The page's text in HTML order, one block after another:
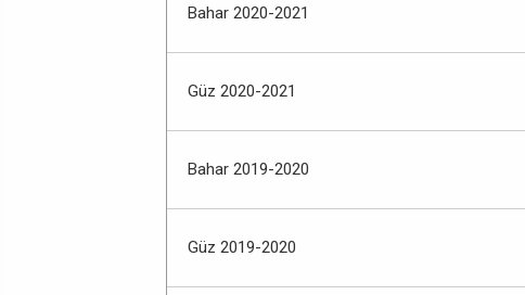
Bahar 2020-2021
Güz 2020-2021
Bahar 2019-2020
Güz 2019-2020